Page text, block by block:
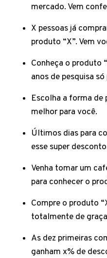
mercado. Vem
X pessoas já
produto “X”. Vem
Conheça o produto
anos de pesquisa
Escolha a forma de
melhor para você.
Últimos dias para
esse super
Venha tomar um
para conhecer o
Compre o produto
totalmente de
As dez primeiras
ganham x% de